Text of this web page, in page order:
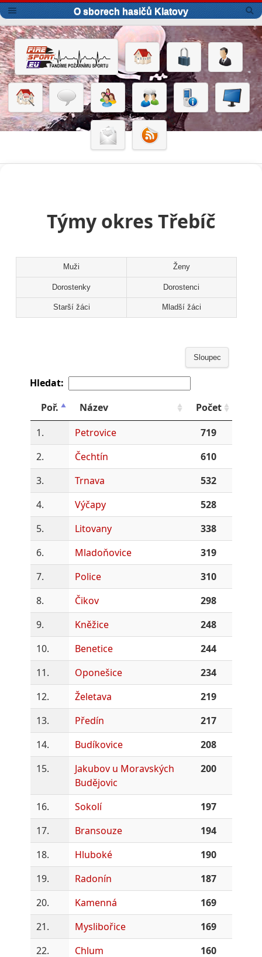
O sborech hasičů Klatovy
Týmy okres Třebíč
Muži Ženy
Dorostenky Dorostenci
Starší žáci Mladší žáci
Sloupec
Hledat:
Poř.
Název
Počet
1.
Petrovice
719
2.
Čechtín
610
3.
Trnava
532
4.
Výčapy
528
5.
Litovany
338
6.
Mladoňovice
319
7.
Police
310
8.
Čikov
298
9.
Kněžice
248
10.
Benetice
244
11.
Oponešice
234
12.
Želetava
219
13.
Předín
217
14.
Budíkovice
208
15.
Jakubov u Moravských
Budějovic
200
16. Sokolí
197
17.
Bransouze
194
18.
Hluboké
190
19.
Radonín
187
20.
Kamenná
169
21.
Myslibořice
169
22.
Chlum
160